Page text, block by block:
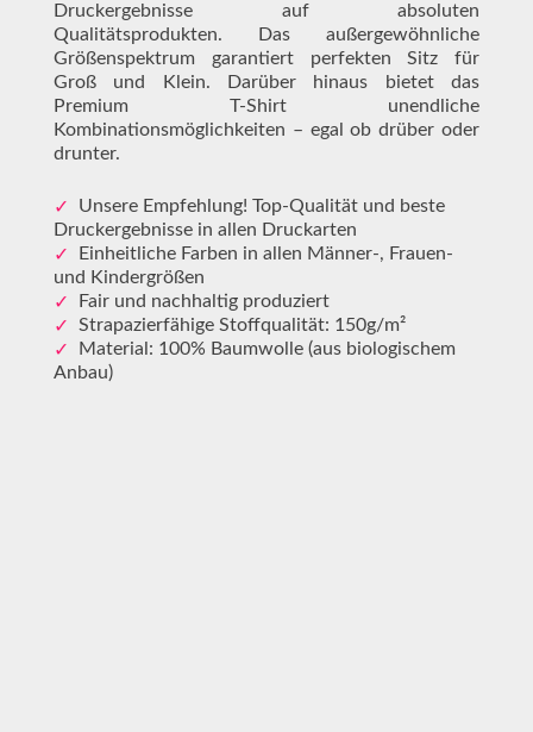
Druckergebnisse auf absoluten
Qualitätsprodukten. Das außergewöhnliche
Größenspektrum garantiert perfekten Sitz für
Groß und Klein. Darüber hinaus bietet das
Premium T-Shirt unendliche
Kombinationsmöglichkeiten – egal ob drüber oder
drunter.
Unsere Empfehlung! Top-Qualität und beste
Druckergebnisse in allen Druckarten
Einheitliche Farben in allen Männer-, Frauen-
und Kindergrößen
Fair und nachhaltig produziert
Strapazierfähige Stoffqualität: 150g/m²
Material: 100% Baumwolle (aus biologischem
Anbau)